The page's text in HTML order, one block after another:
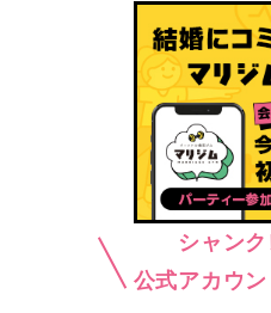
シャン
公式アカウ